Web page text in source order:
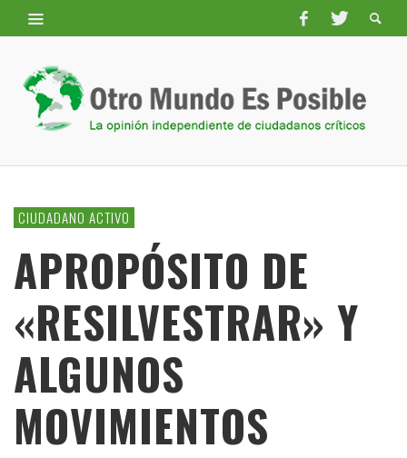
CIUDADANO ACTIVO
APROPÓSITO DE
«RESILVESTRAR» Y
ALGUNOS
MOVIMIENTOS